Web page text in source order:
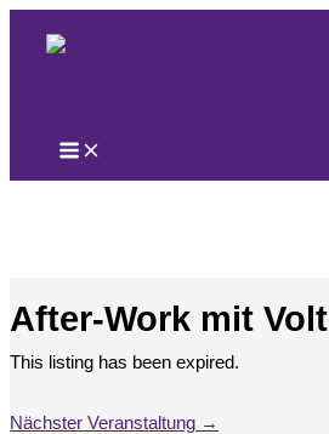
Inhalt
After-Work mit Volt
This listing has been expired.
Nächster Veranstaltung →